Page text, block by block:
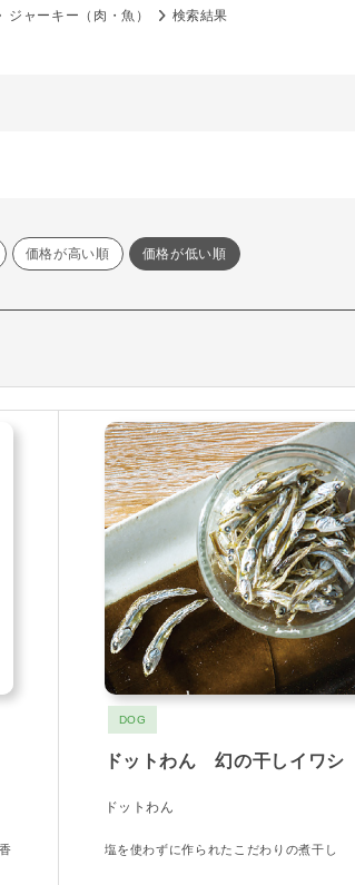
ジャーキー（肉・魚） 検索結果
価格が高い順 価格が低い順
DOG
ドットわん 幻の干しイワシ
ドットわん
塩を使わずに作られたこだわりの煮干し